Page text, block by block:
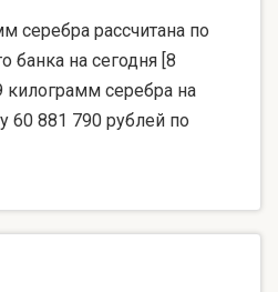
серебра рассчитана по
банка на сегодня [8
килограмм серебра на
60 881 790 рублей по